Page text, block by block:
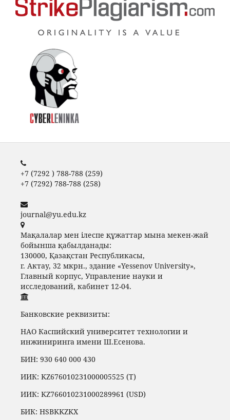
+7 (7292 ) 788-788 (259)
+7 (7292) 788-788 (258)
journal@yu.edu.kz
Мақалалар мен ілеспе құжаттар мына мекен-жай
бойынша қабылданады:
130000, Қазақстан Республикасы,
г. Актау, 32 мкрн., здание «Yessenov University»,
Главный корпус, Управление науки и
исследований, кабинет 12-04.
Банковские реквизиты:
НАО Каспийский университет технологии и
инжиниринга имени Ш.Есенова.
БИН: 930 640 000 430
ИИК: KZ676010231000005525 (T)
ИИК: KZ766010231000289961 (USD)
БИК: HSBKKZKX